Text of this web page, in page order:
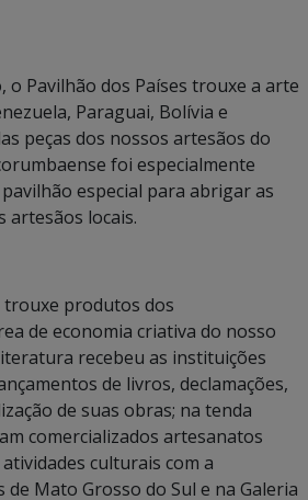
o Pavilhão dos Países trouxe a arte
Paraguai, Bolívia e
peças dos nossos artesãos do
foi especialmente
especial para abrigar as
artesãos locais.
trouxe produtos dos
de economia criativa do nosso
recebeu as instituições
de livros, declamações,
de suas obras; na tenda
comercializados artesanatos
culturais com a
Mato Grosso do Sul e na Galeria